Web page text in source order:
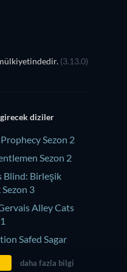
(3.13.0)
girecek diziler
Sezon 2
Sezon 2
Blind: Birleşik
Sezon 3
Alley Cats
Safed Sagar
daha fazla bilgi